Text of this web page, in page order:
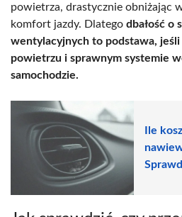
powietrza, drastycznie obniżając
komfort jazdy. Dlatego dbałość o
wentylacyjnych to podstawa, jeśli
powietrzu i sprawnym systemie
samochodzie.
Ile